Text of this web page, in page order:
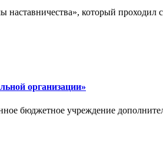
который проходил
организации»
бюджетное учреждение